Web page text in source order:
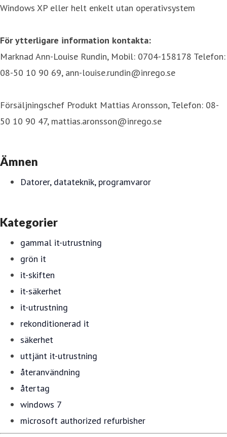
Windows XP eller helt enkelt utan operativsystem
För ytterligare information kontakta:
Marknad Ann-Louise Rundin, Mobil: 0704-158178 Telefon:
08-50 10 90 69, ann-louise.rundin@inrego.se
Försäljningschef Produkt Mattias Aronsson, Telefon: 08-
50 10 90 47, mattias.aronsson@inrego.se
Ämnen
Datorer, datateknik, programvaror
Kategorier
gammal it-utrustning
grön it
it-skiften
it-säkerhet
it-utrustning
rekonditionerad it
säkerhet
uttjänt it-utrustning
återanvändning
återtag
windows 7
microsoft authorized refurbisher